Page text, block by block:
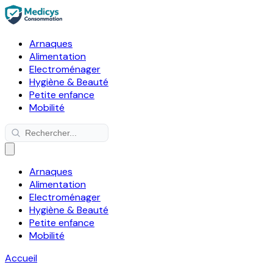
Arnaques
Alimentation
Electroménager
Hygiène & Beauté
Petite enfance
Mobilité
Arnaques
Alimentation
Electroménager
Hygiène & Beauté
Petite enfance
Mobilité
Accueil